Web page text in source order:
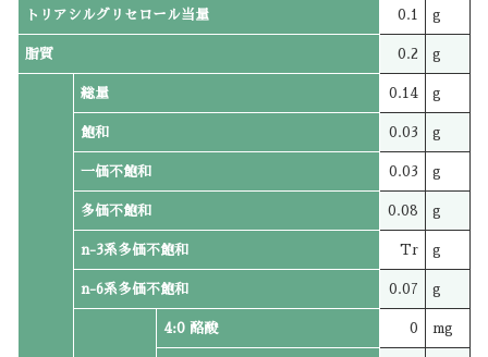
トリアシルグリセロール当量 0.1 g
脂質 0.2 g
総量 0.14 g
飽和 0.03 g
一価不飽和 0.03 g
多価不飽和 0.08 g
n-3系多価不飽和 Tr g
n-6系多価不飽和 0.07 g
4:0 酪酸 0 mg